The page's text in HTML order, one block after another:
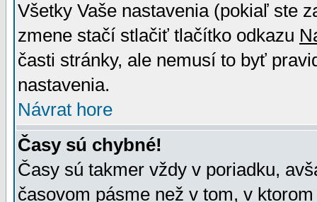
Všetky Vaše nastavenia (pokiaľ ste
zmene stačí stlačiť tlačítko odkazu
časti stránky, ale nemusí to byť
nastavenia.
Návrat hore
Časy sú chybné!
Časy sú takmer vždy v poriadku,
časovom pásme než v tom, v